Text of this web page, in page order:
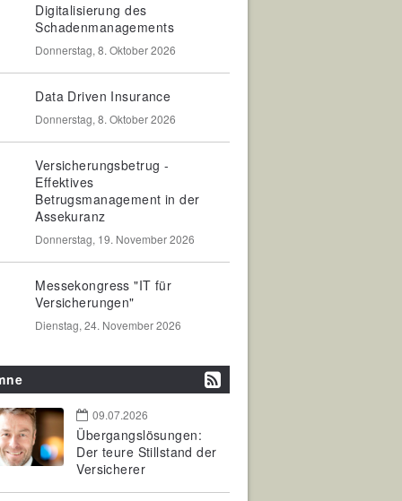
Digitalisierung des
Schadenmanagements
Donnerstag, 8. Oktober 2026
Data Driven Insurance
Donnerstag, 8. Oktober 2026
Versicherungsbetrug -
Effektives
Betrugsmanagement in der
Assekuranz
Donnerstag, 19. November 2026
Messekongress "IT für
Versicherungen"
Dienstag, 24. November 2026
09.07.2026
Übergangslösungen:
Der teure Stillstand der
Versicherer